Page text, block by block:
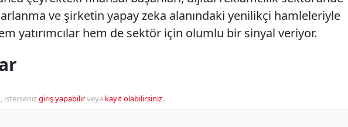
ve şirketin yapay zeka alanındaki yenilikçi hamleleriyle
yatırımcılar hem de sektör için olumlu bir sinyal veriyor.
istersenizgiriş yapabilirveya kayıt olabilirsiniz.